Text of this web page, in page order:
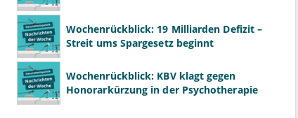
Wochenrückblick: 19 Milliarden Defizit –
Streit ums Spargesetz beginnt
Wochenrückblick: KBV klagt gegen
Honorarkürzung in der Psychotherapie